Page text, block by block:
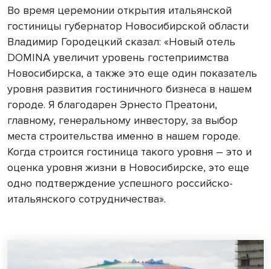
Во время церемонии открытия итальянской
гостиницы губернатор Новосибирской области
Владимир Городецкий сказал: «Новый отель
DOMINA увеличит уровень гостеприимства
Новосибирска, а также это еще один показатель
уровня развития гостиничного бизнеса в нашем
городе. Я благодарен Эрнесто Преатони,
главному, генеральному инвестору, за выбор
места строительства именно в нашем городе.
Когда строится гостиница такого уровня – это и
оценка уровня жизни в Новосибирске, это еще
одно подтверждение успешного российско-
итальянского сотрудничества».